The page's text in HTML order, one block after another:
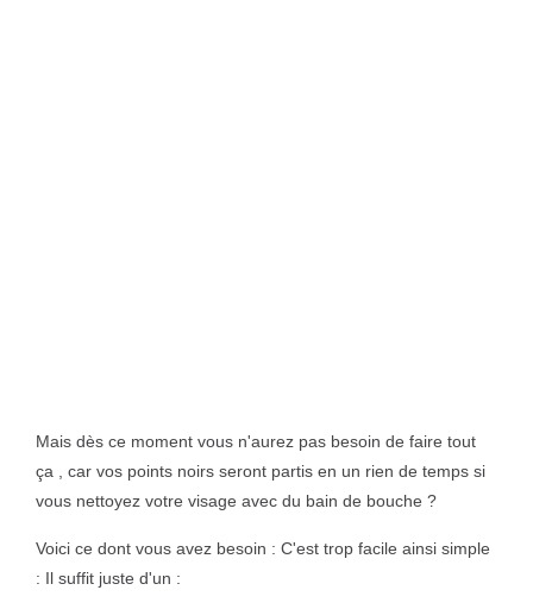
Mais dès ce moment vous n'aurez pas besoin de faire tout
ça , car vos points noirs seront partis en un rien de temps si
vous nettoyez votre visage avec du bain de bouche ?
Voici ce dont vous avez besoin : C'est trop facile ainsi simple
: Il suffit juste d'un :